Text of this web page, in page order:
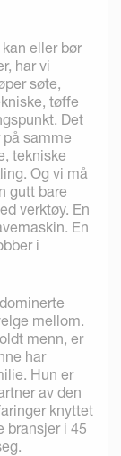
eller bør
har vi
søte,
tøffe
Det
samme
tekniske
Og vi må
gutt bare
verktøy. En
En
i
mellom.
menn, er
har
Hun er
av den
knyttet
bransjer i 45